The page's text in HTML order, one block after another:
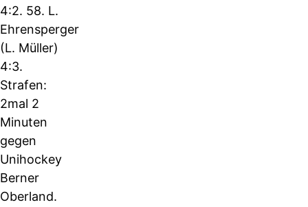
4:2. 58. L.
Ehrensperger
(L. Müller)
4:3.
Strafen:
2mal 2
Minuten
gegen
Unihockey
Berner
Oberland.